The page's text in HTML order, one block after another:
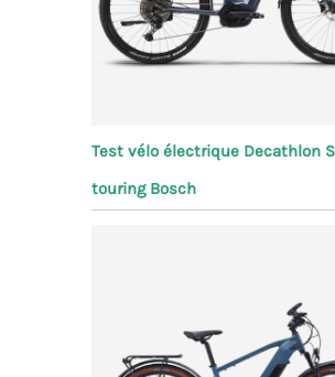
Test vélo électrique Decathlon
touring Bosch